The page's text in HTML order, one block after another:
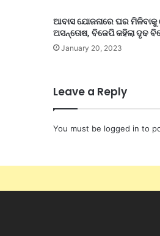
ଆବାସ ଯୋଜନାରେ ଘର
ଅସନ୍ତୋଷ, ବିଜେପି କହିଲା ଦୃଢ
January 20, 2023
Leave a Reply
You must be logged in to